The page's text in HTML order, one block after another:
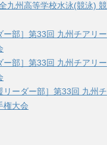
九州高等学校水泳(競泳) 競
ー部］第33回 九州チアリー
ー部］第33回 九州チアリー
リーダー部］第33回 九州チ
権大会